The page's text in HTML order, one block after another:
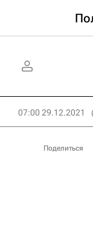
07:00 29.12.2021
Поделиться